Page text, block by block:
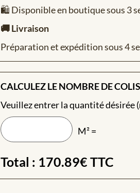
🛍️ Disponible en boutique sous 3
🚚 Livraison
Préparation et expédition sous 4
CALCULEZ LE NOMBRE DE
Veuillez entrer la quantité désirée
M² =
Total : 170.89€ TTC